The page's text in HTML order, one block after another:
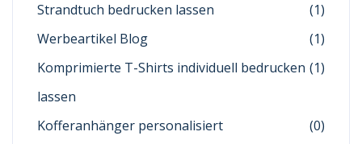
Strandtuch bedrucken lassen
(1)
Werbeartikel Blog
(1)
Komprimierte T-Shirts individuell bedrucken
lassen
(1)
Kofferanhänger personalisiert
(0)